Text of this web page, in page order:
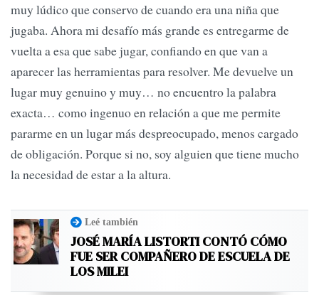
muy lúdico que conservo de cuando era una niña que
jugaba. Ahora mi desafío más grande es entregarme de
vuelta a esa que sabe jugar, confiando en que van a
aparecer las herramientas para resolver. Me devuelve un
lugar muy genuino y muy… no encuentro la palabra
exacta… como ingenuo en relación a que me permite
pararme en un lugar más despreocupado, menos cargado
de obligación. Porque si no, soy alguien que tiene mucho
la necesidad de estar a la altura.
Leé también
JOSÉ MARÍA LISTORTI CONTÓ CÓMO
FUE SER COMPAÑERO DE ESCUELA DE
LOS MILEI